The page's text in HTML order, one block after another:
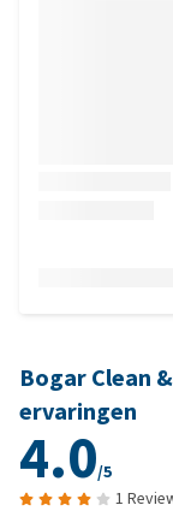
Bogar Clean
ervaringen
4.0/5
1